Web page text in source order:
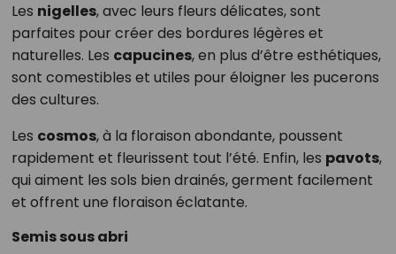
Les nigelles, avec leurs fleurs délicates, sont
parfaites pour créer des bordures légères et
naturelles. Les capucines, en plus d’être esthétiques,
sont comestibles et utiles pour éloigner les pucerons
des cultures.
Les cosmos, à la floraison abondante, poussent
rapidement et fleurissent tout l’été. Enfin, les pavots,
qui aiment les sols bien drainés, germent facilement
et offrent une floraison éclatante.
Semis sous abri